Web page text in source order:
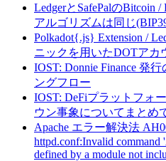
LedgerとSafePalのBitcoin
アルゴリズムは同じ
Polkadot{.js} Extension /
ニックを用いたDOTアカ
IOST: Donnie Finance 発
ングフロー
IOST: DeFiプラットフォ
ウン事象についてまとめ
Apache エラー解決法
httpd.conf:Invalid command
defined by a module not